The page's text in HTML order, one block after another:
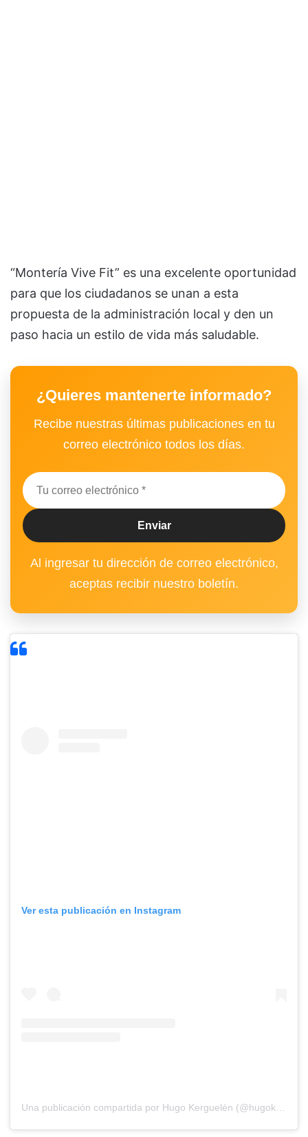
“Montería Vive Fit” es una excelente oportunidad
para que los ciudadanos se unan a esta
propuesta de la administración local y den un
paso hacia un estilo de vida más saludable.
¿Quieres mantenerte informado?
Recibe nuestras últimas publicaciones en tu
correo electrónico todos los días.
Al ingresar tu dirección de correo electrónico,
aceptas recibir nuestro boletín.
Ver esta publicación en Instagram